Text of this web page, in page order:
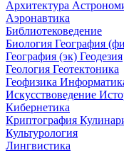
Архитектура
Аэронавтика
Библиотековедение
Биология География
География (эк) Геодезия
Геология Геотектоника
Геофизика
Искусствоведение
Кибернетика
Криптография
Культурология
Лингвистика